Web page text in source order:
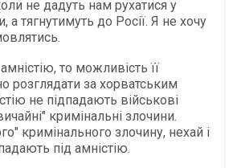
не дадуть нам рухатися у
тягнутимуть до Росії. Я не хочу
то можливість її
розглядати за хорватським
не підпадають військові
кримінальні злочини.
кримінального злочину, нехай і
під амністію.